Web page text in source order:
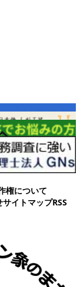
権について
サイトマップRSS